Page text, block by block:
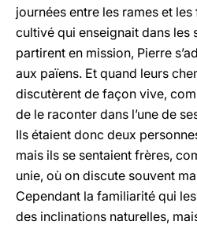
journées entre les rames et
cultivé qui enseignait dans les
partirent en mission, Pierre
aux païens. Et quand leurs
discutèrent de façon vive,
de le raconter dans l’une de
Ils étaient donc deux
mais ils se sentaient frères,
unie, où on discute souvent
Cependant la familiarité qui
des inclinations naturelles,